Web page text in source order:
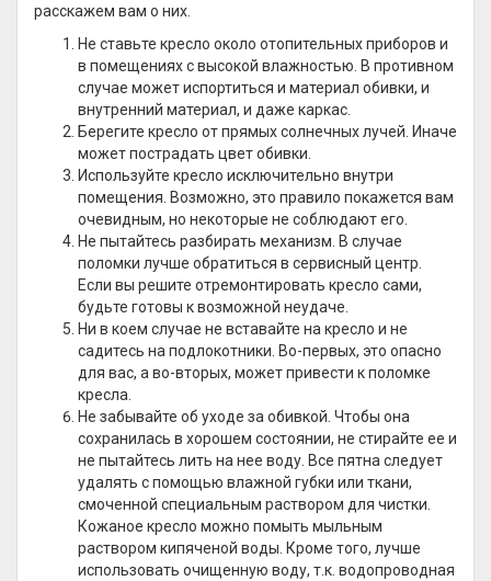
расскажем вам о них.
Не ставьте кресло около отопительных приборов и
в помещениях с высокой влажностью. В противном
случае может испортиться и материал обивки, и
внутренний материал, и даже каркас.
Берегите кресло от прямых солнечных лучей. Иначе
может пострадать цвет обивки.
Используйте кресло исключительно внутри
помещения. Возможно, это правило покажется вам
очевидным, но некоторые не соблюдают его.
Не пытайтесь разбирать механизм. В случае
поломки лучше обратиться в сервисный центр.
Если вы решите отремонтировать кресло сами,
будьте готовы к возможной неудаче.
Ни в коем случае не вставайте на кресло и не
садитесь на подлокотники. Во-первых, это опасно
для вас, а во-вторых, может привести к поломке
кресла.
Не забывайте об уходе за обивкой. Чтобы она
сохранилась в хорошем состоянии, не стирайте ее и
не пытайтесь лить на нее воду. Все пятна следует
удалять с помощью влажной губки или ткани,
смоченной специальным раствором для чистки.
Кожаное кресло можно помыть мыльным
раствором кипяченой воды. Кроме того, лучше
использовать очищенную воду, т.к. водопроводная